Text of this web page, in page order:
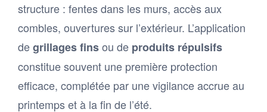
structure : fentes dans les murs, accès aux
combles, ouvertures sur l’extérieur. L’application
degrillages finsou de produits répulsifs
constitue souvent une première protection
efficace, complétée par une vigilance accrue au
printemps et à la fin de l’été.